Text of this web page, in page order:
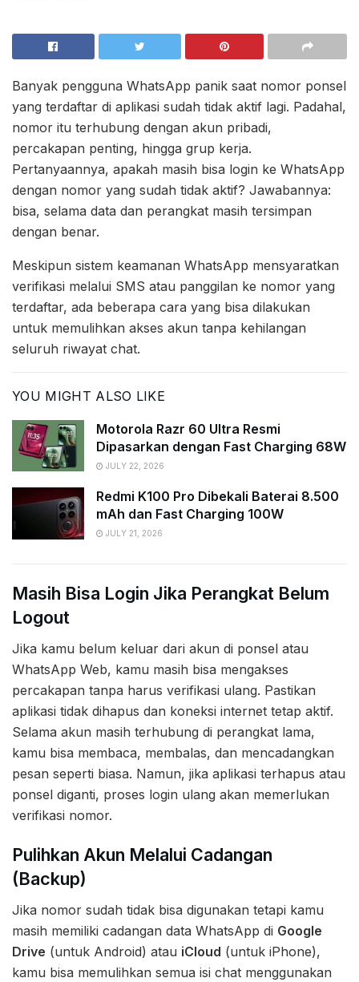
Banyak pengguna WhatsApp panik saat nomor ponsel
yang terdaftar di aplikasi sudah tidak aktif lagi. Padahal,
nomor itu terhubung dengan akun pribadi,
percakapan penting, hingga grup kerja.
Pertanyaannya, apakah masih bisa login ke WhatsApp
dengan nomor yang sudah tidak aktif? Jawabannya:
bisa, selama data dan perangkat masih tersimpan
dengan benar.
Meskipun sistem keamanan WhatsApp mensyaratkan
verifikasi melalui SMS atau panggilan ke nomor yang
terdaftar, ada beberapa cara yang bisa dilakukan
untuk memulihkan akses akun tanpa kehilangan
seluruh riwayat chat.
YOU MIGHT ALSO LIKE
Motorola Razr 60 Ultra Resmi
Dipasarkan dengan Fast Charging 68W
JULY 22, 2026
Redmi K100 Pro Dibekali Baterai 8.500
mAh dan Fast Charging 100W
JULY 21, 2026
Masih Bisa Login Jika Perangkat Belum
Logout
Jika kamu belum keluar dari akun di ponsel atau
WhatsApp Web, kamu masih bisa mengakses
percakapan tanpa harus verifikasi ulang. Pastikan
aplikasi tidak dihapus dan koneksi internet tetap aktif.
Selama akun masih terhubung di perangkat lama,
kamu bisa membaca, membalas, dan mencadangkan
pesan seperti biasa. Namun, jika aplikasi terhapus atau
ponsel diganti, proses login ulang akan memerlukan
verifikasi nomor.
Pulihkan Akun Melalui Cadangan
(Backup)
Jika nomor sudah tidak bisa digunakan tetapi kamu
masih memiliki cadangan data WhatsApp di Google
Drive (untuk Android) atau iCloud (untuk iPhone),
kamu bisa memulihkan semua isi chat menggunakan